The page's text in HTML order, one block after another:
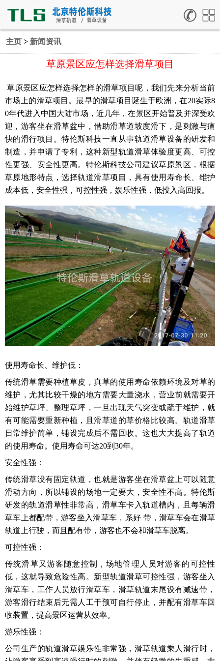
主页 > 新闻资讯
草原景区应怎样选择滑草项目
草原景区应怎样选择怎样的滑草项目呢，我们先来分析当前
市场上的滑草项目。最早的滑草项目诞生于欧洲，在20实际8
0年代进入中国大陆市场，近几年，在景区开始普及并深受欢
迎，游客坐在滑草盆中，借助滑草道坡度滑下，是刺激与痛
快的滑行项目。特伦斯科技一直从事轨道滑草设备的研发和
制造，并申请了专利，这种新型轨道滑草体验度更高、可控
性更强、安全性更高。特伦斯科技公司建议草原景区，根据
草原地形特点，选择轨道滑草项目，具有使用寿命长、维护
成本低，安全性强，可控性强，娱乐性强，低投入高回报。
使用寿命长、维护低：
传统滑草需要种植草皮，真草的使用寿命依赖环境及对草的
维护，尤其比较干燥的地方需要大量浇水，营业前就需要开
始维护草坪、整理草坪，一旦出现天气突变或疏于维护，就
有可能需要重新种植，且滑草道的草价格比较高。轨道滑草
日常维护简单，铺设完成后不需回收。这也大大提高了轨道
的使用寿命。使用寿命可达20到30年。
安全性强：
传统滑草没有固定轨道，也就是游客坐在滑草盆上可以随意
滑动方向，所以铺设的场地一定要大，安全性不高。特伦斯
研发的轨道滑草性非常高，滑草车卡入轨道槽内，且每辆滑
草车上都配带，游客坐入滑草车，系好 带，滑草车会在滑草
轨道上行驶，而且配有带，游客也不会和滑草车脱离。
可控性强：
传统滑草又游客随意控制，场地管理人员对游客的可控性
低，这就导致危险性高。新型轨道滑草可控性强，游客坐入
滑草车，工作人员放行滑草车，滑草轨道末尾设有减速带，
游客滑行结束后无需人工干预可自行停止，并配有滑草车回
收装置，提高景区运营从效率。
游乐性强：
公司生产的轨道滑草娱乐性非常强，滑草轨道乘人滑行时，